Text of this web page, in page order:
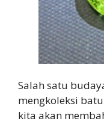
Salah satu
mengkoleksi
kita akan